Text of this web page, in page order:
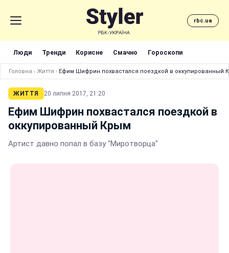
rbc.ua
Люди Тренди Корисне Смачно Гороскопи
Головна › Життя › Ефим Шифрин похвастался поездкой в оккупированный
ЖИТТЯ 20 липня 2017, 21:20
Ефим Шифрин похвастался поездкой в
оккупированный Крым
Артист давно попал в базу "Миротворца"